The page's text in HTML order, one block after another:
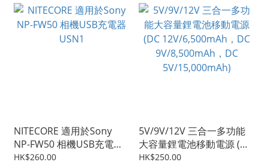
NITECORE 適用於Sony
NP-FW50 相機USB充電器
USN1
HK$260.00
5V/9V/12V 三合一多功能
大容量鋰電池移動電源 (DC
12V/6,500mAh，DC
HK$250.00